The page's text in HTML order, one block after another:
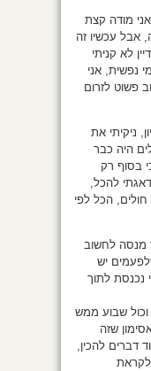
אני מודה קצת
אבל עכשיו זה
לא קניתי
נפשית, אני
פשוט לזרום
ניקיתי את
היה כבר
בסוף רק
דאגתי להכל,
הכל לפי
מנסה לחשוב
יש
נכנסת לתוך
שבוע ממש
שזה
דברים להכין,
לקראת